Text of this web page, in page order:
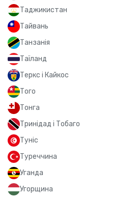
Таджикистан
Тайвань
Танзанія
Таїланд
Теркс і Кайкос
Того
Тонга
Тринідад і Тобаго
Туніс
Туреччина
Уганда
Угорщина